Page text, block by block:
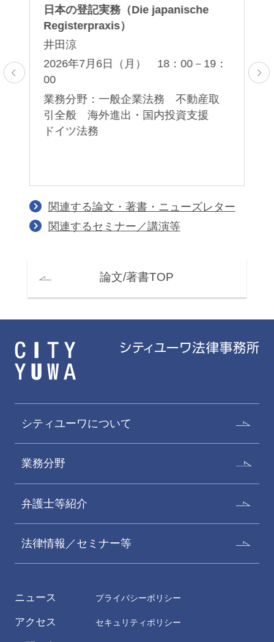
日本の登記実務（Die japanische
Registerpraxis）
井田涼
2026年7月6日（月） 18：00－19：
00
業務分野：一般企業法務 不動産取
引全般 海外進出・国内投資支援
ドイツ法務
関連する論文・著書・ニューズレター
関連するセミナー／講演等
論文/著書TOP
シティユーワについて
業務分野
弁護士等紹介
法律情報／セミナー等
ニュース
アクセス
プライバシーポリシー
セキュリティポリシー